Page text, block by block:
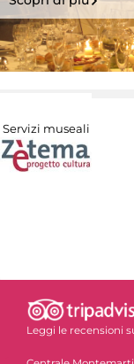
Servizi museali
Leggi le recensioni